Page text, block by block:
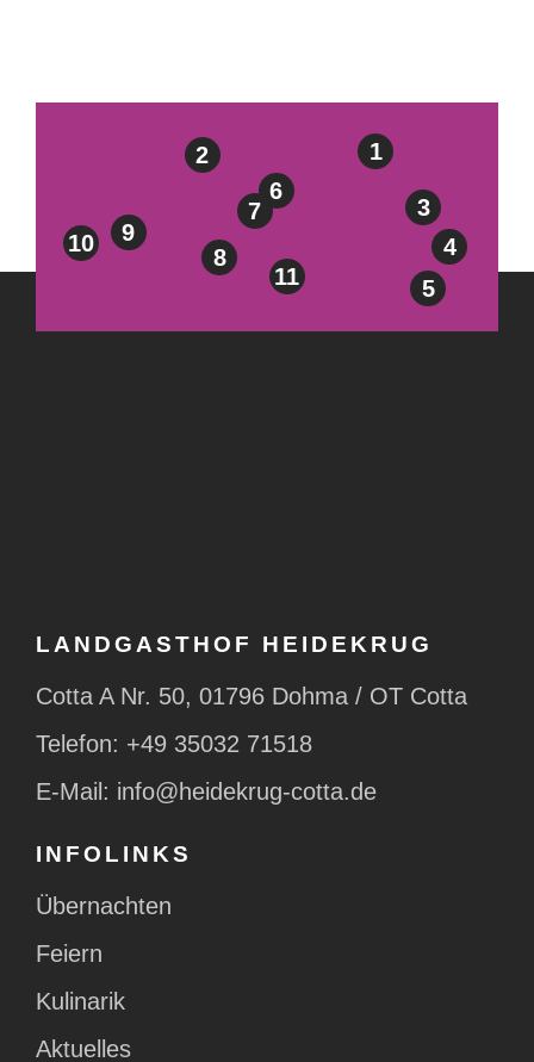
1
2
3
4
5
6
7
8
9
10
11
LANDGASTHOF HEIDEKRUG
Cotta A Nr. 50, 01796 Dohma / OT Cotta
Telefon: +49 35032 71518
E-Mail: info@heidekrug-cotta.de
INFOLINKS
Übernachten
Feiern
Kulinarik
Aktuelles